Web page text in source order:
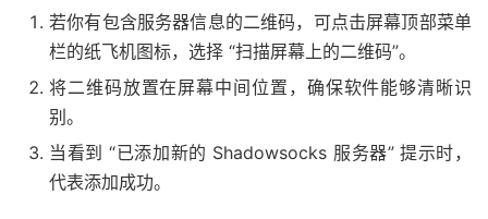
若你有包含服务器信息的二维码，可点击屏幕顶部菜单
栏的纸飞机图标，选择 “扫描屏幕上的二维码”。
将二维码放置在屏幕中间位置，确保软件能够清晰识
别。
当看到 “已添加新的 Shadowsocks 服务器” 提示时，
代表添加成功。